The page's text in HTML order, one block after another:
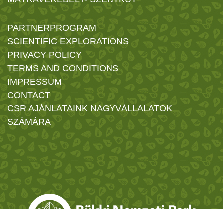
PARTNERPROGRAM
SCIENTIFIC EXPLORATIONS
PRIVACY POLICY
TERMS AND CONDITIONS
IMPRESSUM
CONTACT
CSR AJÁNLATAINK NAGYVÁLLALATOK
SZÁMÁRA